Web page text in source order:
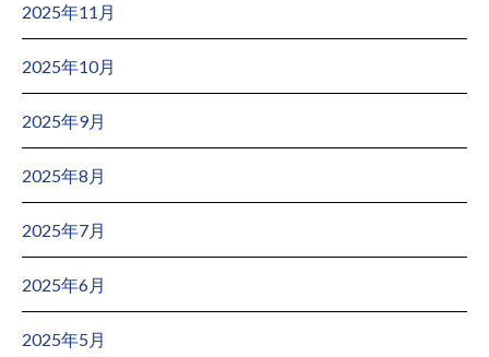
2025年11月
2025年10月
2025年9月
2025年8月
2025年7月
2025年6月
2025年5月